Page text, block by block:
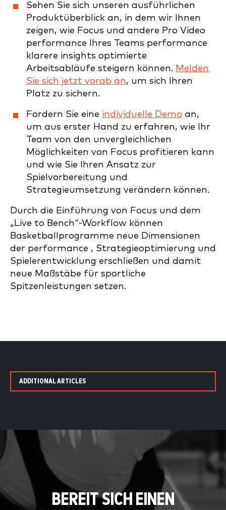
Sehen Sie sich unseren ausführlichen
Produktüberblick an, in dem wir Ihnen
zeigen, wie Focus und andere Pro Video
performance Ihres Teams performance
klarere insights optimierte
Arbeitsabläufe steigern können. Melden
Sie sich jetzt vorab an, um sich Ihren
Platz zu sichern.
Fordern Sie eine individuelle Demo an,
um aus erster Hand zu erfahren, wie Ihr
Team von den unvergleichlichen
Möglichkeiten von Focus profitieren kann
und wie Sie Ihren Ansatz zur
Spielvorbereitung und
Strategieumsetzung verändern können.
Durch die Einführung von Focus und dem
„Live to Bench“-Workflow können
Basketballprogramme neue Dimensionen
der performance , Strategieoptimierung und
Spielerentwicklung erschließen und damit
neue Maßstäbe für sportliche
Spitzenleistungen setzen.
ADDITIONAL ARTICLES
BEREIT SICH EINEN